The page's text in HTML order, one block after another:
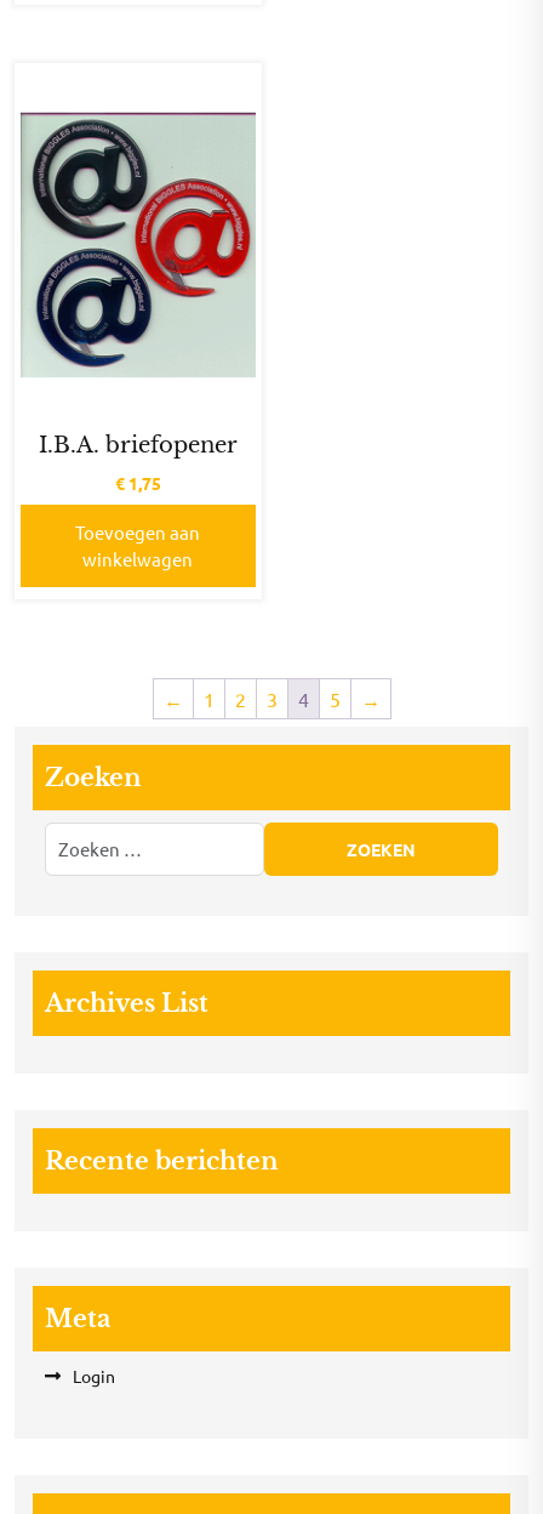
I.B.A. briefopener
€1,75
Toevoegen aan
winkelwagen
← 1 2 3 4 5 →
Zoeken
Archives List
Recente berichten
Meta
Login